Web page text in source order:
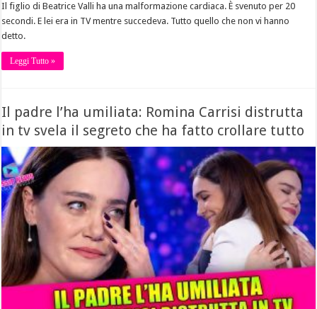
Il figlio di Beatrice Valli ha una malformazione cardiaca. È svenuto per 20
secondi. E lei era in TV mentre succedeva. Tutto quello che non vi hanno
detto.
Leggi Tutto »
Il padre l’ha umiliata: Romina Carrisi distrutta
in tv svela il segreto che ha fatto crollare tutto